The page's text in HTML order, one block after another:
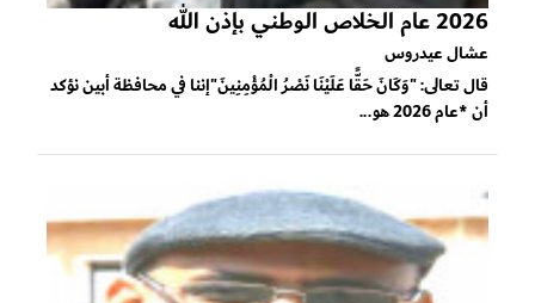
2026 عام الخلاص الوطني بإذن الله
عشال عيدروس
قال تعالى: "وَكَانَ حَقًّا عَلَيْنَا نَصْرُ الْمُؤْمِنِينَ"إننا في محافظة أبين نؤكد
أن *عام 2026 هو...